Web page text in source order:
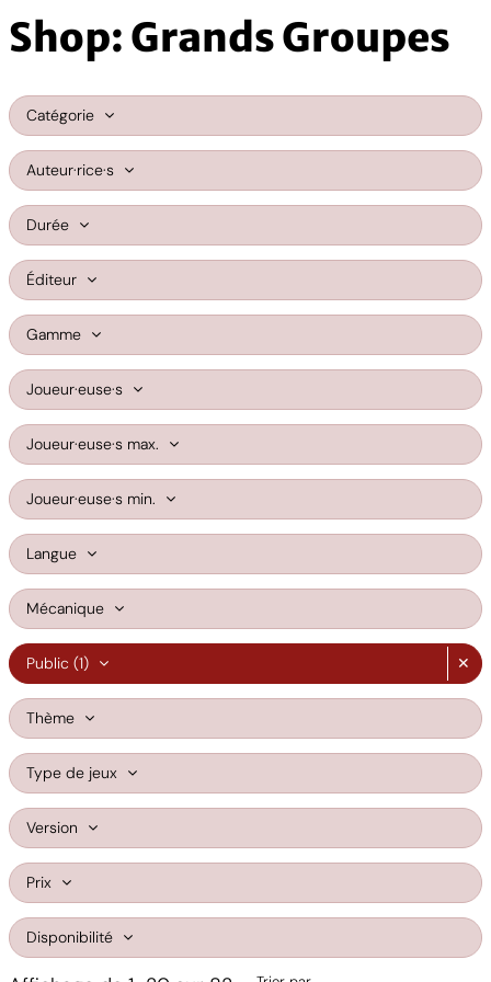
Shop: Grands Groupes
Catégorie
Auteur·rice·s
Durée
Éditeur
Gamme
Joueur·euse·s
Joueur·euse·s max.
Joueur·euse·s min.
Langue
Mécanique
Public (1) ✕
Thème
Type de jeux
Version
Prix
Disponibilité